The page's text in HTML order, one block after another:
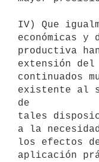
IV) Que
económicas y
productiva
extensión del
continuados
existente al
de
tales
a la
los efectos
aplicación